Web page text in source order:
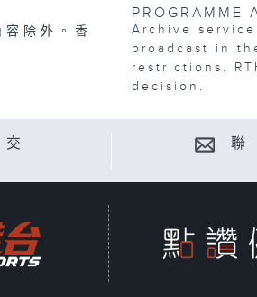
除外。香
PROGRAMME
Archive
broadcast in
restrictions.
decision.